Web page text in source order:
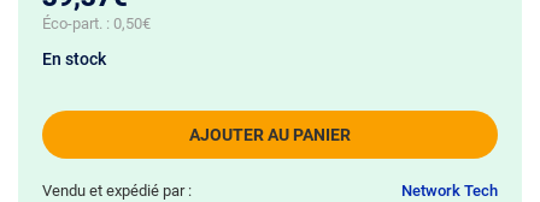
Éco-part. : 0,50€
AJOUTER AU PANIER
En stock
Vendu et expédié par : Network Tech